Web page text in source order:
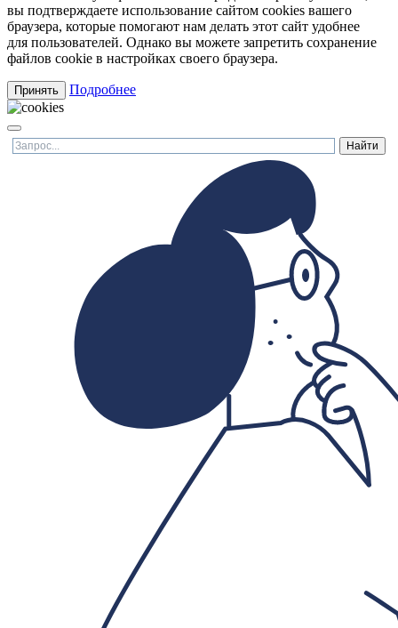
вы подтверждаете использование сайтом cookies вашего
браузера, которые помогают нам делать этот сайт удобнее
для пользователей. Однако вы можете запретить сохранение
файлов cookie в настройках своего браузера.
Принять Подробнее